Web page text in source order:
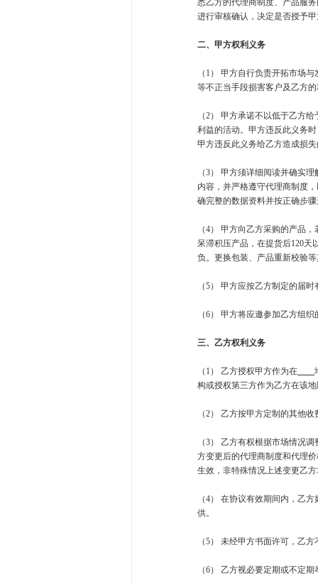
悉乙方的代理商制度、产品服
进行审核确认，决定是否授予
二、甲方权利义务
（1） 甲方自行负责开拓市场
等不正当手段损害客户及乙方
（2） 甲方承诺不以低于乙方
利益的活动。甲方违反此义务
甲方违反此义务给乙方造成损
（3） 甲方须详细阅读并确实
内容，并严格遵守代理商制度
确完整的数据资料并按正确步
（4） 甲方向乙方采购的产品
呆滞积压产品，在提货后120天
负。更换包装、产品重新校验
（5） 甲方应按乙方制定的届
（6） 甲方将应邀参加乙方组
三、乙方权利义务
（1） 乙方授权甲方作为在
构或授权第三方作为乙方在该
（2） 乙方按甲方定制的其他
（3） 乙方有权根据市场情况
方变更后的代理商制度和代理
生效，非特殊情况上述变更乙
（4） 在协议有效期间内，乙
供。
（5） 未经甲方书面许可，乙
（6） 乙方视必要定期或不定